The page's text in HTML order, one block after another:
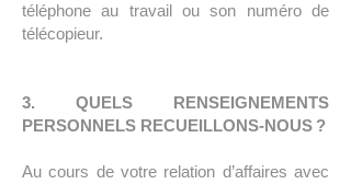
téléphone au travail ou son numéro de
télécopieur.
3. QUELS RENSEIGNEMENTS
PERSONNELS RECUEILLONS-NOUS ?
Au cours de votre relation d’affaires avec